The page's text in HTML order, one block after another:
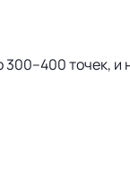
точек, и